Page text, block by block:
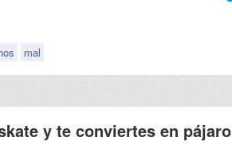
mal
y te conviertes en pájaro